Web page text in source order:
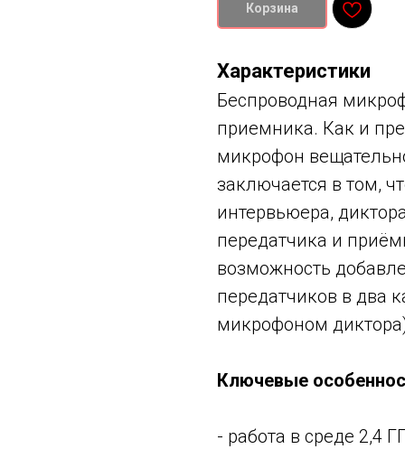
Корзина
Характеристики
Беспроводная
приемника. Как и
микрофон
заключается в том,
интервьюера,
передатчика и
возможность
передатчиков в два
микрофоном
Ключевые
- работа в среде 2,4